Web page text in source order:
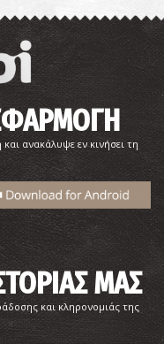
ανακάλυψε εν κινήσει τη
ΜΑΣ
και κληρονομιάς της